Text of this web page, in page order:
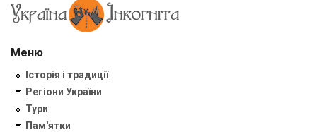
Меню
Історія і традиції
Регіони України
Тури
Пам'ятки